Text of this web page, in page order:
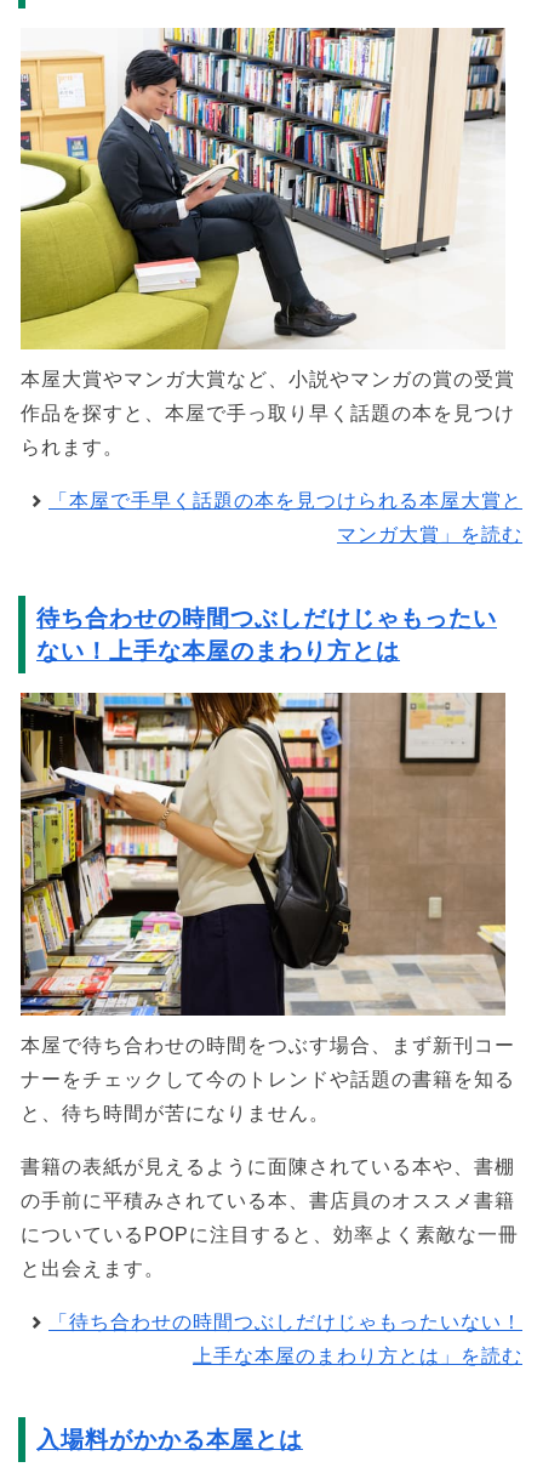
本屋大賞やマンガ大賞など、小説やマンガの賞の受賞
作品を探すと、本屋で手っ取り早く話題の本を見つけ
られます。
「本屋で手早く話題の本を見つけられる本屋大賞と
マンガ大賞」を読む
待ち合わせの時間つぶしだけじゃもったい
ない！上手な本屋のまわり方とは
本屋で待ち合わせの時間をつぶす場合、まず新刊コー
ナーをチェックして今のトレンドや話題の書籍を知る
と、待ち時間が苦になりません。
書籍の表紙が見えるように面陳されている本や、書棚
の手前に平積みされている本、書店員のオススメ書籍
についているPOPに注目すると、効率よく素敵な一冊
と出会えます。
「待ち合わせの時間つぶしだけじゃもったいない！
上手な本屋のまわり方とは」を読む
入場料がかかる本屋とは